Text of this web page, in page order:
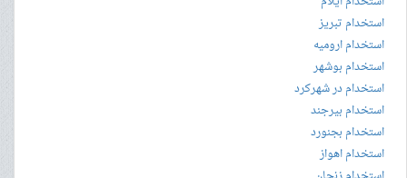
استخدام تبریز
استخدام ارومیه
استخدام بوشهر
استخدام در شهرکرد
استخدام بیرجند
استخدام بجنورد
استخدام اهواز